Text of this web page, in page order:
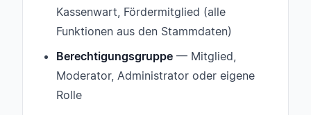
Kassenwart, Fördermitglied (alle
Funktionen aus den Stammdaten)
Berechtigungsgruppe — Mitglied,
Moderator, Administrator oder eigene
Rolle